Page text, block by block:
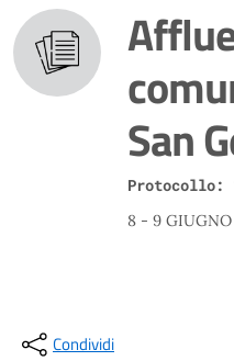
San
Protocollo:
8 - 9
Condividi